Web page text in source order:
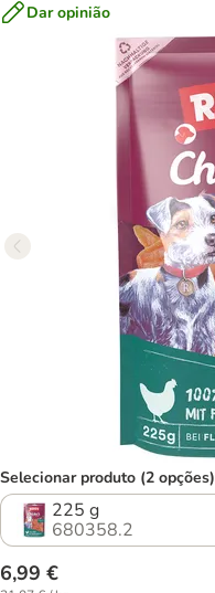
Dar opinião
Selecionar produto (2 opções)
225 g
680358.2
6,99 €